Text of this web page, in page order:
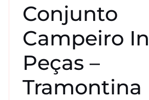
Conjunto
Campeiro
Peças –
Tramontina